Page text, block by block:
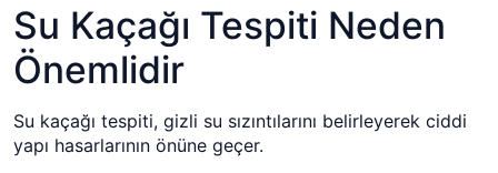
Su Kaçağı Tespiti Neden
Önemlidir
Su kaçağı tespiti, gizli su sızıntılarını belirleyerek ciddi
yapı hasarlarının önüne geçer.